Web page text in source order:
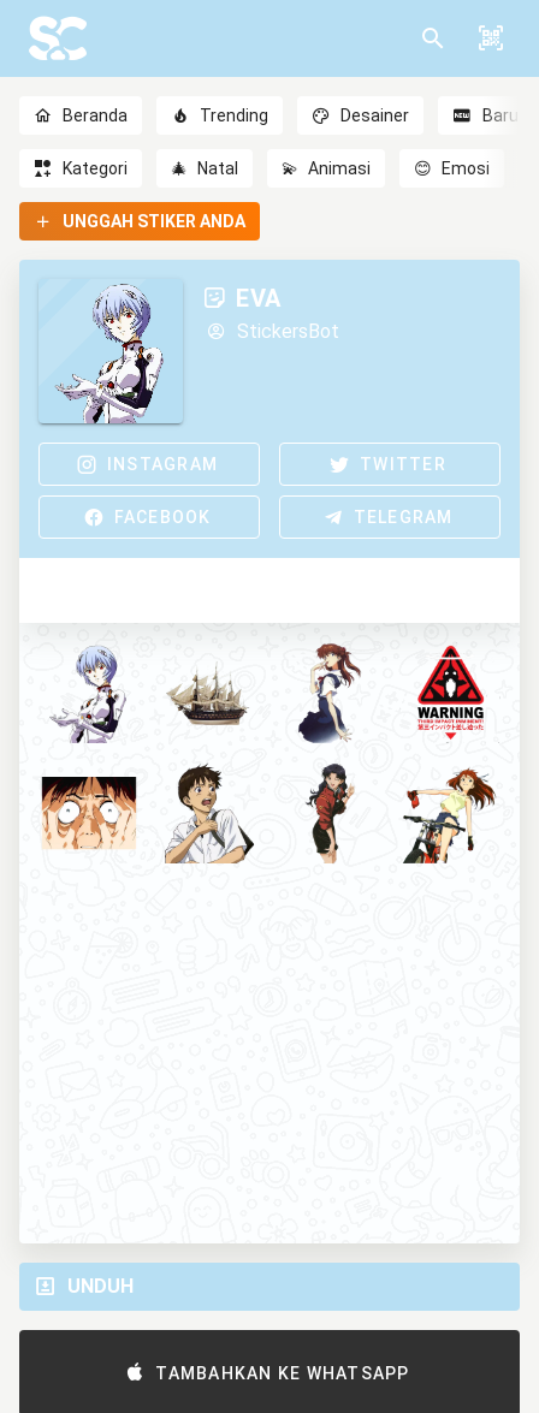
Beranda Trending Desainer Baru
Kategori 🎄 Natal 💫 Animasi 😊 Emosi
UNGGAH STIKER ANDA
EVA
StickersBot
INSTAGRAM TWITTER
FACEBOOK TELEGRAM
UNDUH
TAMBAHKAN KE WHATSAPP